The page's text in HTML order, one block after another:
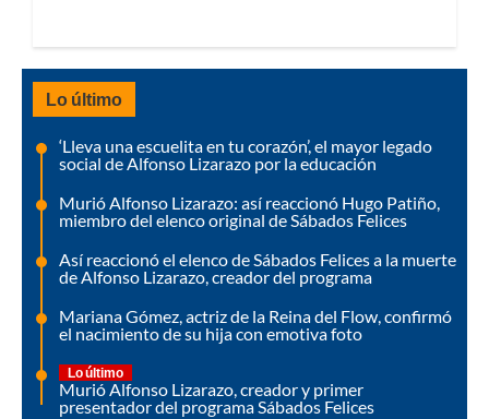
Lo último
‘Lleva una escuelita en tu corazón’, el mayor legado
social de Alfonso Lizarazo por la educación
Murió Alfonso Lizarazo: así reaccionó Hugo Patiño,
miembro del elenco original de Sábados Felices
Así reaccionó el elenco de Sábados Felices a la muerte
de Alfonso Lizarazo, creador del programa
Mariana Gómez, actriz de la Reina del Flow, confirmó
el nacimiento de su hija con emotiva foto
Lo último
Murió Alfonso Lizarazo, creador y primer
presentador del programa Sábados Felices